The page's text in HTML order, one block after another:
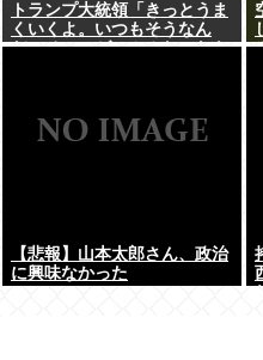
トランプ大統領「きっとうま
くいくよ。いつもそうなん
だ。チェスゲームみたいなも
【悲報】山本太郎さん、政治
に興味なかった